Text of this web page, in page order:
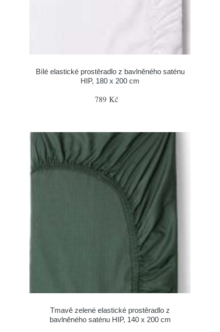
Bílé elastické prostěradlo z bavlněného saténu
HIP, 180 x 200 cm
789 Kč
Tmavě zelené elastické prostěradlo z
bavlněného saténu HIP, 140 x 200 cm